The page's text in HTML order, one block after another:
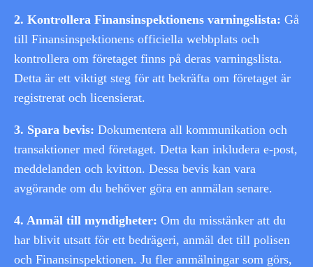
2. Kontrollera Finansinspektionens varningslista: Gå
till Finansinspektionens officiella webbplats och
kontrollera om företaget finns på deras varningslista.
Detta är ett viktigt steg för att bekräfta om företaget är
registrerat och licensierat.
3. Spara bevis: Dokumentera all kommunikation och
transaktioner med företaget. Detta kan inkludera e-post,
meddelanden och kvitton. Dessa bevis kan vara
avgörande om du behöver göra en anmälan senare.
4. Anmäl till myndigheter: Om du misstänker att du
har blivit utsatt för ett bedrägeri, anmäl det till polisen
och Finansinspektionen. Ju fler anmälningar som görs,